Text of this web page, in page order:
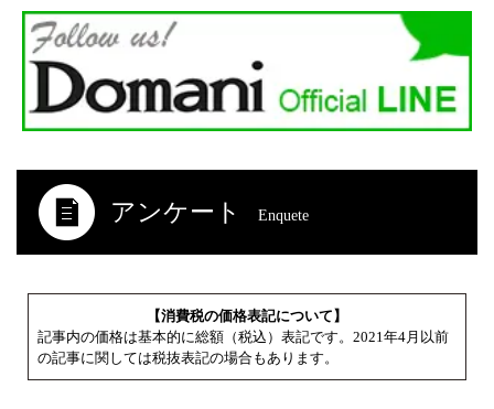
アンケート Enquete
【消費税の価格表記について】
記事内の価格は基本的に総額（税込）表記です。2021年4月以前
の記事に関しては税抜表記の場合もあります。